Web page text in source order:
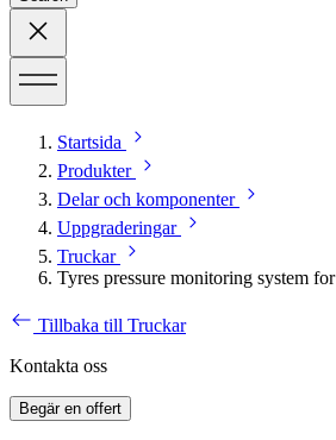
Startsida
Produkter
Delar och komponenter
Uppgraderingar
Truckar
Tyres pressure monitoring system
Tillbaka till Truckar
Kontakta oss
Begär en offert